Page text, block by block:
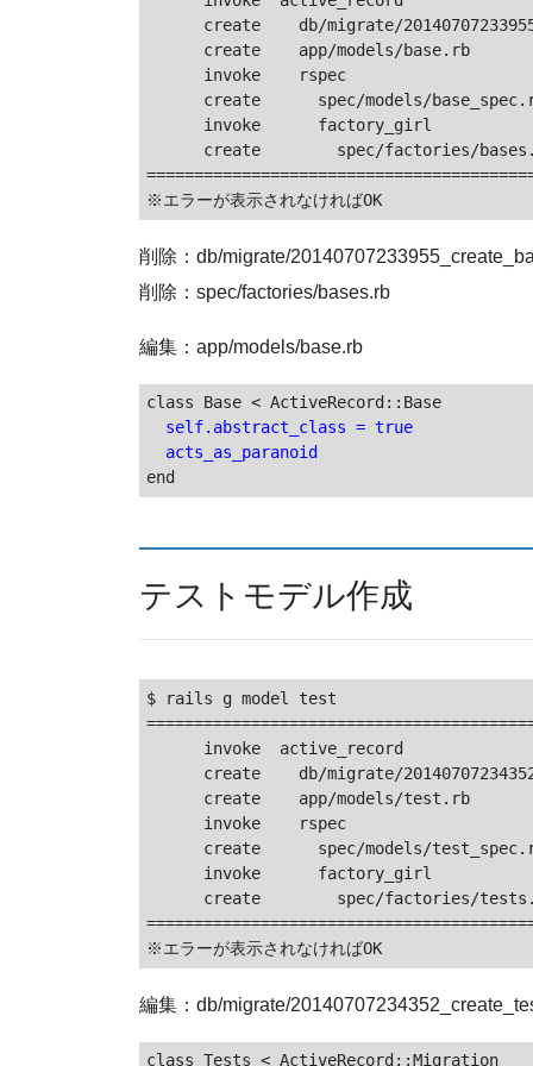
create    db/migrate/
      create    app/models/base.rb
      invoke    rspec
create      spec/models/
      invoke      factory_girl
create        spec/factories/
※エラーが表示されなければOK
削除：db/migrate/
削除：spec/factories/bases.rb
編集：app/models/base.rb
class Base < ActiveRecord::Base
  self.abstract_class = true
  acts_as_paranoid
テストモデル作成
$ rails g model test
      invoke  active_record
create    db/migrate/
      create    app/models/test.rb
      invoke    rspec
create      spec/models/
      invoke      factory_girl
create        spec/factories/
※エラーが表示されなければOK
編集：db/migrate/
class Tests < ActiveRecord::Migration